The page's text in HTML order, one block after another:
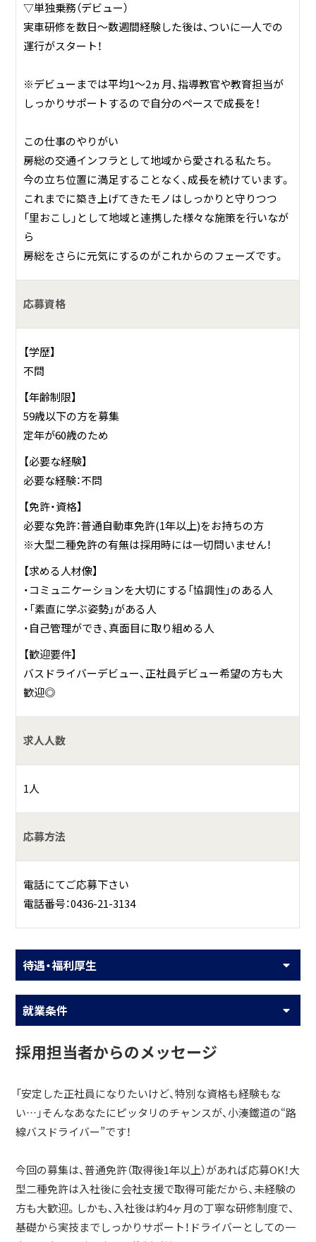
▽単独乗務（デビュー）
実車研修を数日～数週間経験した後は、ついに一人での
運行がスタート！
※デビューまでは平均1～2ヵ月、指導教官や教育担当が
しっかりサポートするので自分のペースで成長を！
この仕事のやりがい
房総の交通インフラとして地域から愛される私たち。
今の立ち位置に満足することなく、成長を続けています。
これまでに築き上げてきたモノはしっかりと守りつつ
「里おこし」として地域と連携した様々な施策を行いなが
ら
房総をさらに元気にするのがこれからのフェーズです。
応募資格
【学歴】
不問
【年齢制限】
59歳以下の方を募集
定年が60歳のため
【必要な経験】
必要な経験：不問
【免許・資格】
必要な免許：普通自動車免許(1年以上)をお持ちの方
※大型二種免許の有無は採用時には一切問いません！
【求める人材像】
・コミュニケーションを大切にする「協調性」のある人
・「素直に学ぶ姿勢」がある人
・自己管理ができ、真面目に取り組める人
【歓迎要件】
バスドライバーデビュー、正社員デビュー希望の方も大
歓迎◎
求人人数
1人
応募方法
電話にてご応募下さい
電話番号：0436-21-3134
待遇・福利厚生
就業条件
採用担当者からのメッセージ
「安定した正社員になりたいけど、特別な資格も経験もな
い…」そんなあなたにピッタリのチャンスが、小湊鐵道の“路
線バスドライバー”です！
今回の募集は、普通免許（取得後1年以上）があれば応募OK！大
型二種免許は入社後に会社支援で取得可能だから、未経験の
方も大歓迎。しかも、入社後は約4ヶ月の丁寧な研修制度で、
基礎から実技までしっかりサポート！ドライバーとしての一